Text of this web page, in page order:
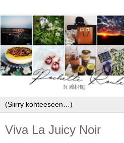
Viva La Juicy Noir